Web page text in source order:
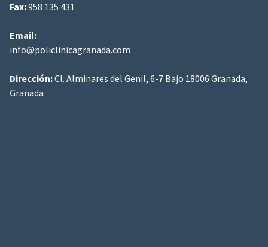
Fax:958 135 431
Email:
info@policlinicagranada.com
Dirección:Cl. Alminares del Genil, 6-7 Bajo 18006 Granada,
Granada